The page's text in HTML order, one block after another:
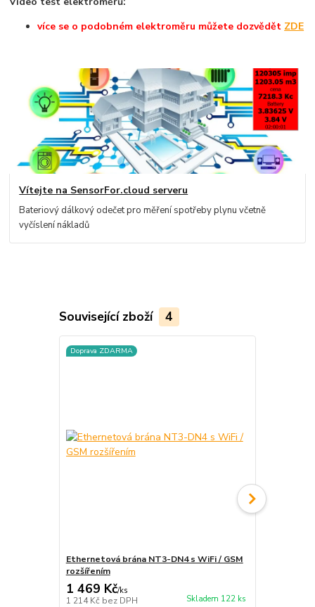
více se o podobném elektroměru můžete dozvědět ZDE
Vítejte na SensorFor.cloud serveru
Bateriový dálkový odečet pro měření spotřeby plynu včetně
vyčíslení nákladů
Související zboží 4
Doprava ZDARMA
Ethernetová brána NT3-DN4 s WiFi / GSM
rozšířením
1 469 Kč/ks
1 214 Kč bez DPH Skladem 122 ks